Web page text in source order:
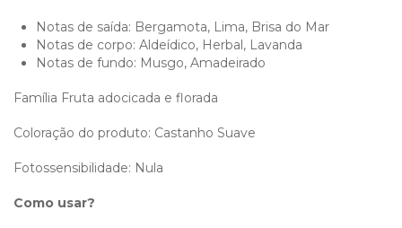
Notas de saída: Bergamota, Lima, Brisa do Mar
Notas de corpo: Aldeídico, Herbal, Lavanda
Notas de fundo: Musgo, Amadeirado
Família Fruta adocicada e florada
Coloração do produto: Castanho Suave
Fotossensibilidade: Nula
Como usar?